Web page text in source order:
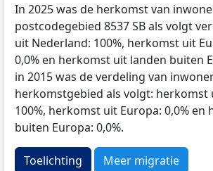
In 2025 was de herkomst van
postcodegebied 8537 SB als volgt
uit Nederland: 100%, herkomst uit
0,0% en herkomst uit landen buiten
in 2015 was de verdeling van
herkomstgebied als volgt: herkomst
100%, herkomst uit Europa: 0,0% en
buiten Europa: 0,0%.
Toelichting Meer migratie